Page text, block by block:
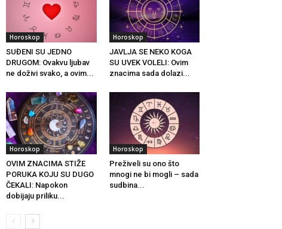
Horoskop
SUĐENI SU JEDNO
DRUGOM: Ovakvu ljubav
ne doživi svako, a ovim...
Horoskop
JAVLJA SE NEKO KOGA
SU UVEK VOLELI: Ovim
znacima sada dolazi...
Horoskop
OVIM ZNACIMA STIŽE
PORUKA KOJU SU DUGO
ČEKALI: Napokon
dobijaju priliku...
Horoskop
Preživeli su ono što
mnogi ne bi mogli – sada
sudbina...